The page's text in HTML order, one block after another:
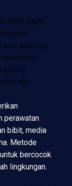
Candi Aipda
tanaman
edukatif ini
Desa
Sidoarjo.
perawatan
bibit, media
Metode
bercocok
lingkungan.